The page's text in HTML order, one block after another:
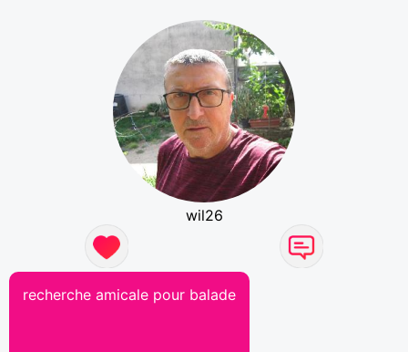
wil26
recherche amicale pour balade